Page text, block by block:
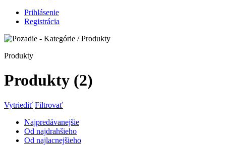
Prihlásenie
Registrácia
Produkty
Produkty (2)
Vytriediť Filtrovať
Najpredávanejšie
Od najdrahšieho
Od najlacnejšieho